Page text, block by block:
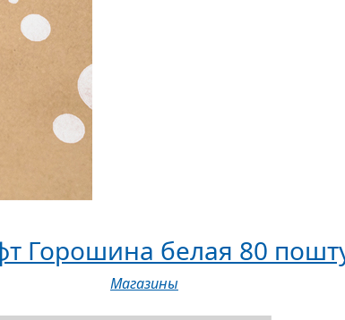
Горошина белая 80
Магазины